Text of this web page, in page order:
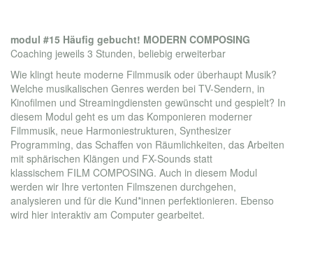
modul #15 Häufig gebucht! MODERN COMPOSING
Coaching jeweils 3 Stunden, beliebig erweiterbar
Wie klingt heute moderne Filmmusik oder überhaupt Musik?
Welche musikalischen Genres werden bei TV-Sendern, in
Kinofilmen und Streamingdiensten gewünscht und gespielt? In
diesem Modul geht es um das Komponieren moderner
Filmmusik, neue Harmoniestrukturen, Synthesizer
Programming, das Schaffen von Räumlichkeiten, das Arbeiten
mit sphärischen Klängen und FX-Sounds statt
klassischem FILM COMPOSING. Auch in diesem Modul
werden wir Ihre vertonten Filmszenen durchgehen,
analysieren und für die Kund*innen perfektionieren. Ebenso
wird hier interaktiv am Computer gearbeitet.